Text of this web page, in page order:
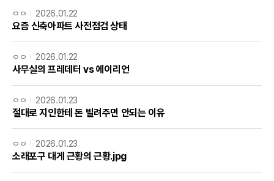
ㅇㅇ 2026.01.22
요즘 신축아파트 사전점검 상태
ㅇㅇ 2026.01.22
사무실의 프레데터 vs 에이리언
ㅇㅇ 2026.01.23
절대로 지인한테 돈 빌려주면 안되는 이유
ㅇㅇ 2026.01.23
소래포구 대게 근황의 근황.jpg